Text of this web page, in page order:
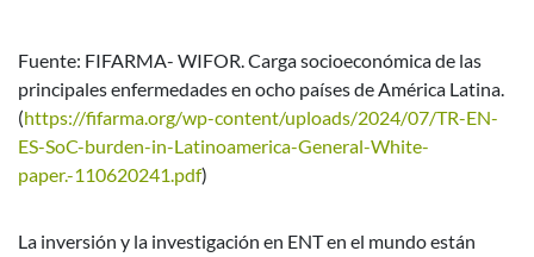
Fuente: FIFARMA- WIFOR. Carga socioeconómica de las
principales enfermedades en ocho países de América Latina.
(https://fifarma.org/wp-content/uploads/2024/07/TR-EN-
ES-SoC-burden-in-Latinoamerica-General-White-
paper.-110620241.pdf)
La inversión y la investigación en ENT en el mundo están